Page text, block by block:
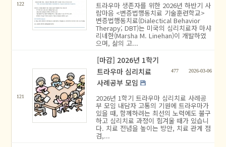
122 트라우마 생존자를 위한 2026년 하반기 사
람마음 <변증법행동치료 기술훈련학교>
변증법행동치료(Dialectical Behavior
Therapy; DBT)는 미국의 심리치료자 마샤
리네한(Marsha M. Linehan)이 개발하였
으며, 삶의 고...
121
[마감] 2026년 1학기
트라우마 심리치료
사례공부 모임
477 2026-03-06
2026년 1학기 트라우마 심리치료 사례공
부 모임 내담자 고통의 기원에 트라우마가
있을 때, 함께하려는 최선의 노력에도 불구
하고 심리치료 과정이 힘겨울 때가 있습니
다. 치료 전념을 높이는 방안, 치료 관계 점
검,...